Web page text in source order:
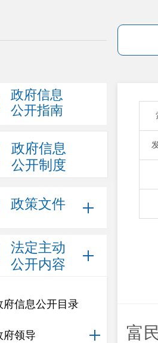
政府信息
公开指南
政府信息
公开制度
政策文件
法定主动
公开内容
府信息公开目录
府领导 富